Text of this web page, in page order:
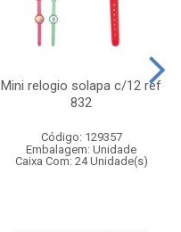
Mini relogio solapa c/12 ref
832
Código: 129357
Embalagem: Unidade
Caixa Com: 24 Unidade(s)